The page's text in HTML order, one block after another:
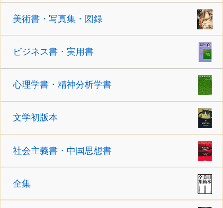
美術書・写真集・図録
ビジネス書・実用書
心理学書・精神分析学書
文学初版本
社会主義書・中国思想書
全集